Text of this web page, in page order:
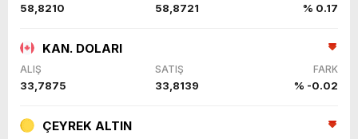
58,8210 58,8721 % 0.17
KAN. DOLARI
ALIŞ SATIŞ FARK
33,7875 33,8139 % -0.02
ÇEYREK ALTIN